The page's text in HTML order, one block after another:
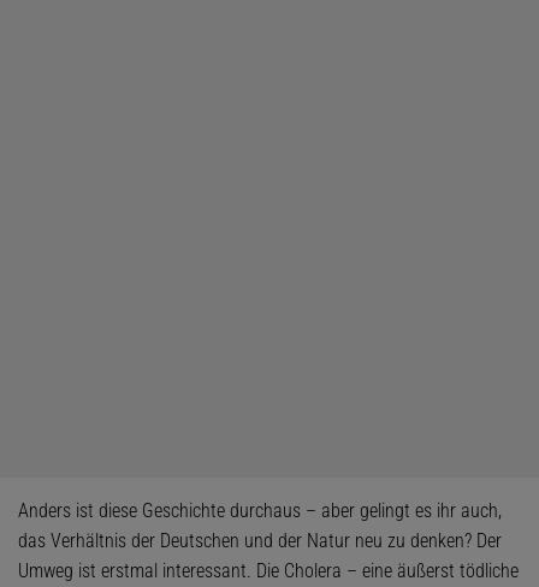
Anders ist diese Geschichte durchaus – aber gelingt es ihr auch,
das Verhältnis der Deutschen und der Natur neu zu denken? Der
Umweg ist erstmal interessant. Die Cholera – eine äußerst tödliche